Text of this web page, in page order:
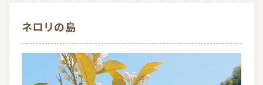
おすすめアロマコラム
お知らせ （Message from Aroma 会員様）
新規顧客の獲得（法人会員様へ）
ネロリの島